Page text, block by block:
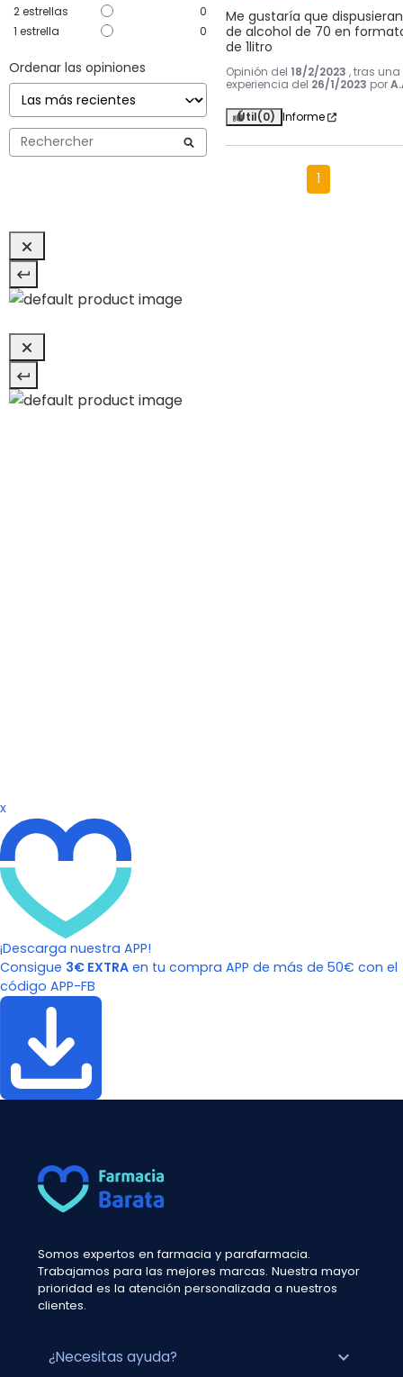
2estrellas
0
1 estrella 0
Ordenar las opiniones
Me gustaría que dispusieran
de alcohol de 70 en
de 1litro
Opinión del 18/2/2023 , tras una
experiencia del 26/1/2023 por
Útil(0) Informe
1
x
¡Descarga nuestra APP!
Consigue 3€ EXTRA en tu compra APP de más de 50€ con el
código APP-FB
Somos expertos en farmacia y parafarmacia.
Trabajamos para las mejores marcas. Nuestra mayor
prioridad es la atención personalizada a nuestros
clientes.
¿Necesitas ayuda? expand_more